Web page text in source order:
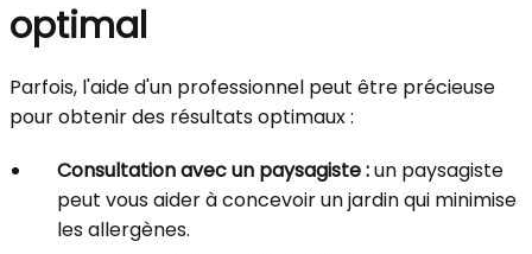
optimal
Parfois, l'aide d'un professionnel peut être précieuse
pour obtenir des résultats optimaux :
Consultation avec un paysagiste :un paysagiste
peut vous aider à concevoir un jardin qui minimise
les allergènes.